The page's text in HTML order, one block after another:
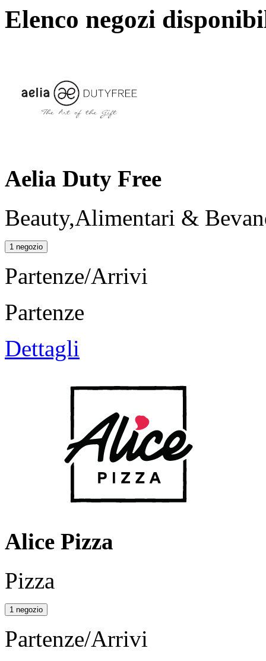
Elenco negozi
Aelia Duty Free
Beauty,Alimentari &
1 negozio
Partenze/Arrivi
Partenze
Dettagli
Alice Pizza
Pizza
1 negozio
Partenze/Arrivi